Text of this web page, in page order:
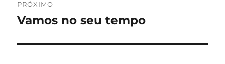
PRÓXIMO
Próximo
Vamos no seu tempo